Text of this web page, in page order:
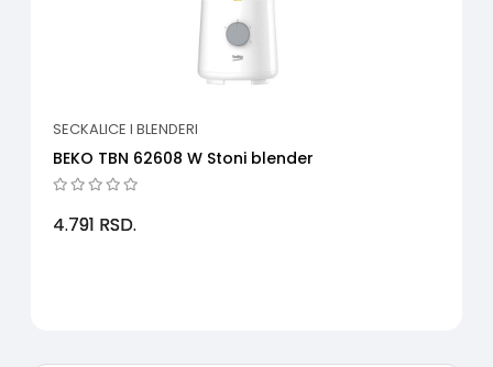
SECKALICE I BLENDERI
BEKO TBN 62608 W Stoni blender
4.791 RSD.